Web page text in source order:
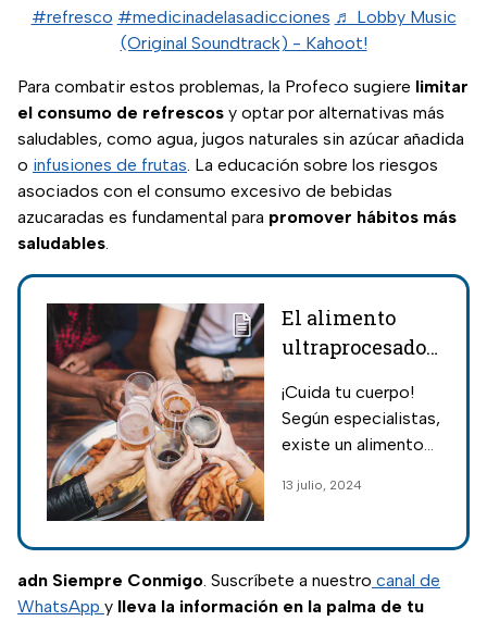
#refresco #medicinadelasadicciones ♬ Lobby Music
(Original Soundtrack) - Kahoot!
Para combatir estos problemas, la Profeco sugiere limitar
el consumo de refrescos y optar por alternativas más
saludables, como agua, jugos naturales sin azúcar añadida
o infusiones de frutas. La educación sobre los riesgos
asociados con el consumo excesivo de bebidas
azucaradas es fundamental para promover hábitos más
saludables.
El alimento
ultraprocesado
que los
nutriólogos se
¡Cuida tu cuerpo!
Según especialistas,
existe un alimento
cuyo consumo
afectar nuestra
salud. Esto opinan
las y los nutriólogos.
13 julio, 2024
adn Siempre Conmigo. Suscríbete a nuestro canal de
WhatsApp y lleva la información en la palma de tu